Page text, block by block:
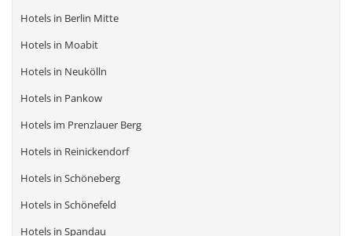
Hotels in Berlin Mitte
Hotels in Moabit
Hotels in Neukölln
Hotels in Pankow
Hotels im Prenzlauer Berg
Hotels in Reinickendorf
Hotels in Schöneberg
Hotels in Schönefeld
Hotels in Spandau